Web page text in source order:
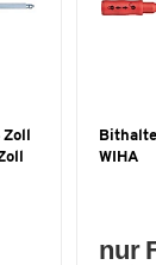
WIHA
nur